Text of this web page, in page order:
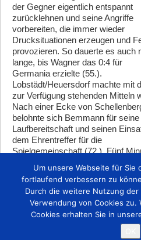
der Gegner eigentlich entspannt
zurücklehnen und seine Angriffe
vorbereiten, die immer wieder
Drucksituationen erzeugen und
provozieren. So dauerte es auch
lange, bis Wagner das 0:4 für
Germania erzielte (55.).
Lobstädt/Heuersdorf machte mit
zur Verfügung stehenden Mitteln
Nach einer Ecke von
belohnte sich Bemmann für seine
Laufbereitschaft und seinen
dem Ehrentreffer für die
Spielgemeinschaft (72.). Fünf
Abstand wieder her.
Zurück
Um unsere Webseite für Sie
fortlaufend verbessern zu
Durch die weitere Nutzung der
Verwendung von Cookies zu.
Cookies erhalten Sie in